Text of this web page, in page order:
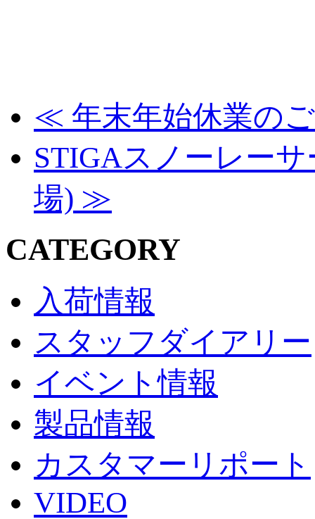
≪ 年末年始休業の
STIGAスノーレー
場) ≫
CATEGORY
入荷情報
スタッフダイアリー
イベント情報
製品情報
カスタマーリポート
VIDEO